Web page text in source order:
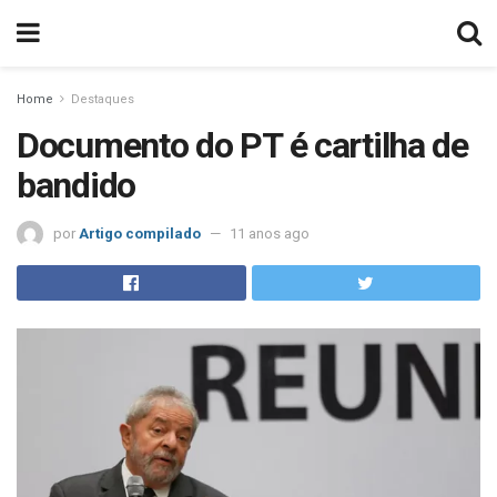
Home Destaques
Documento do PT é cartilha de
bandido
por Artigo compilado 11 anos ago